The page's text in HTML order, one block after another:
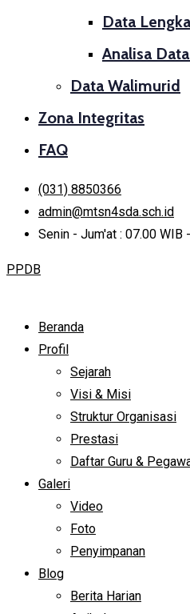
Data
Analisa
Data Walimurid
Zona Integritas
FAQ
(031) 8850366
admin@mtsn4sda.sch.id
Senin - Jum'at : 07.00 WIB
PPDB
Beranda
Profil
Sejarah
Visi & Misi
Struktur Organisasi
Prestasi
Daftar Guru &
Galeri
Video
Foto
Penyimpanan
Blog
Berita Harian